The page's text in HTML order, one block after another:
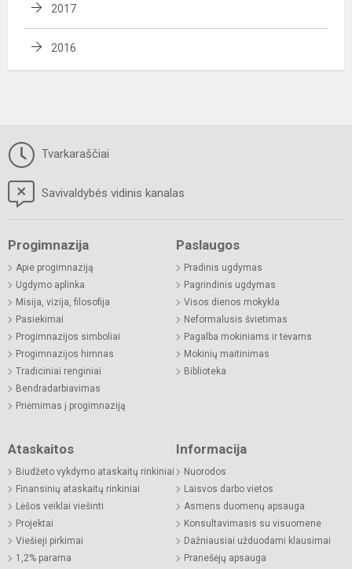
2017
2016
Tvarkaraščiai
Savivaldybės vidinis kanalas
Progimnazija
Apie progimnaziją
Ugdymo aplinka
Misija, vizija, filosofija
Pasiekimai
Progimnazijos simboliai
Progimnazijos himnas
Tradiciniai renginiai
Bendradarbiavimas
Priėmimas į progimnaziją
Paslaugos
Pradinis ugdymas
Pagrindinis ugdymas
Visos dienos mokykla
Neformalusis švietimas
Pagalba mokiniams ir tėvams
Mokinių maitinimas
Biblioteka
Ataskaitos
Biudžeto vykdymo ataskaitų rinkiniai
Finansinių ataskaitų rinkiniai
Lėšos veiklai viešinti
Projektai
Viešieji pirkimai
1,2% parama
Informacija
Nuorodos
Laisvos darbo vietos
Asmens duomenų apsauga
Konsultavimasis su visuomene
Dažniausiai užduodami klausimai
Pranešėjų apsauga